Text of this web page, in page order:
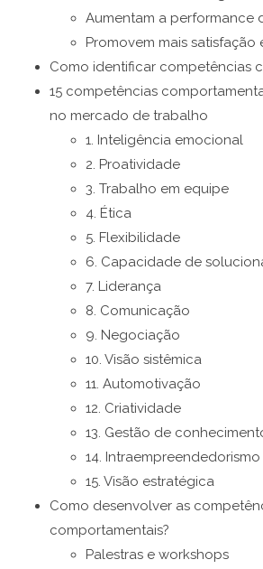
Aumentam a performance
Promovem mais
Como identificar competências
15 competências
no mercado de trabalho
1. Inteligência emocional
2. Proatividade
3. Trabalho em equipe
4. Ética
5. Flexibilidade
6. Capacidade de
7. Liderança
8. Comunicação
9. Negociação
10. Visão sistêmica
11. Automotivação
12. Criatividade
13. Gestão de
14. Intraempreendedorismo
15. Visão estratégica
Como desenvolver as
comportamentais?
Palestras e workshops